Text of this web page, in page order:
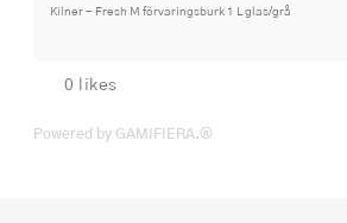
Kilner - Fresh M förvaringsburk 1 L glas/grå
0 likes
Powered by GAMIFIERA.®